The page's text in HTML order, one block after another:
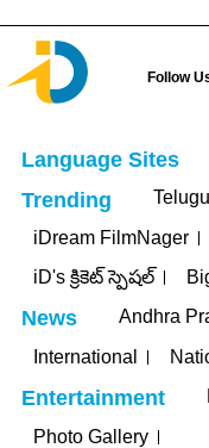
Follow
Language Sites
Trending
iDream FilmNager
iD's క్రికెట్ స్పెషల్
News Andhra
International
Entertainment
Photo Gallery